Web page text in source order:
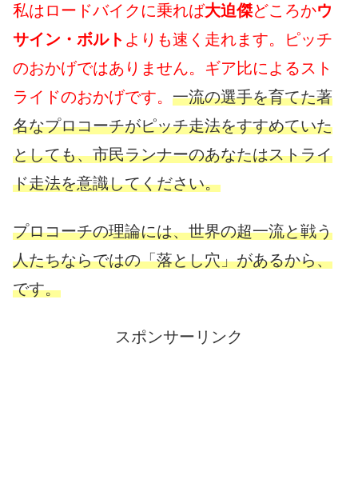
私はロードバイクに乗れば大迫傑どころかウ
サイン・ボルト よりも速く走れます。ピッチ
のおかげではありません。ギア比によるスト
ライドのおかげです。 一流の選手を育てた著
名なプロコーチがピッチ走法をすすめていた
としても、市民ランナーのあなたはストライ
ド走法を意識してください。
プロコーチの理論には、世界の超一流と戦う
人たちならではの「落とし穴」があるから、
です。
スポンサーリンク